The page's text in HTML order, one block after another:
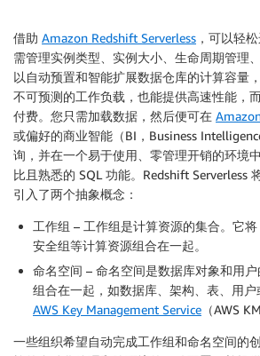
借助 Amazon Redshift Serverless ，可以轻
需管理实例类型、实例大小、生命周期管理
以自动预置和智能扩展数据仓库的计算容量
不可预测的工作负载，也能提供高速性能，
付费。您只需加载数据，然后便可在
或偏好的商业智能（BI，Business
询，并在一个易于使用、零管理开销的环境
比且熟悉的 SQL 功能。Redshift Serverless
引入了两个抽象概念：
工作组 – 工作组是计算资源的集合。它将
安全组等计算资源组合在一起。
命名空间 – 命名空间是数据库对象和用
组合在一起，如数据库、架构、表、用
AWS Key Management Service （AWS
一些组织希望自动完成工作组和命名空间的